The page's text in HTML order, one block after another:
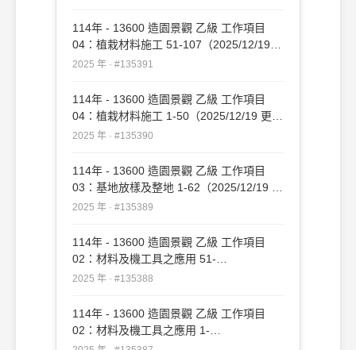
114年 - 13600 造園景觀 乙級 工作項目
04：植栽材料施工 51-107（2025/12/19
更新）#135391
2025 年 · #135391
114年 - 13600 造園景觀 乙級 工作項目
04：植栽材料施工 1-50（2025/12/19 更
新）#135390
2025 年 · #135390
114年 - 13600 造園景觀 乙級 工作項目
03：基地放樣及整地 1-62（2025/12/19 更
新）#135389
2025 年 · #135389
114年 - 13600 造園景觀 乙級 工作項目
02：材料及機工具之應用 51-
109（2025/12/19 更新）#135388
2025 年 · #135388
114年 - 13600 造園景觀 乙級 工作項目
02：材料及機工具之應用 1-
50（2025/12/19 更新）#135387